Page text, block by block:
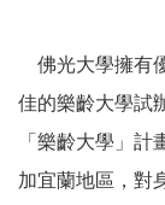
佛光大學擁有
佳的樂齡大學試
「樂齡大學」
加宜蘭地區，對